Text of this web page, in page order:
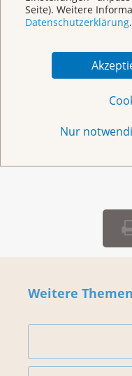
Seite). Weitere
Datenschutzerklärung.
Nur
0800 11 88
E-Mail
Montag –
Weitere Themen